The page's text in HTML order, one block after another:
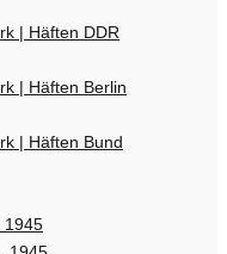
| Häften DDR
| Häften Berlin
| Häften Bund
1945